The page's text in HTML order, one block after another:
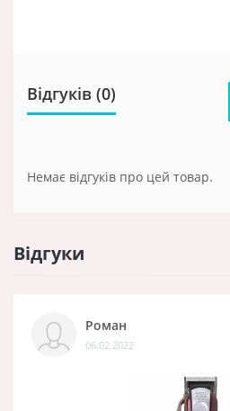
Відгуків (0)
Немає відгуків про цей товар.
Відгуки
Роман
06.02.2022